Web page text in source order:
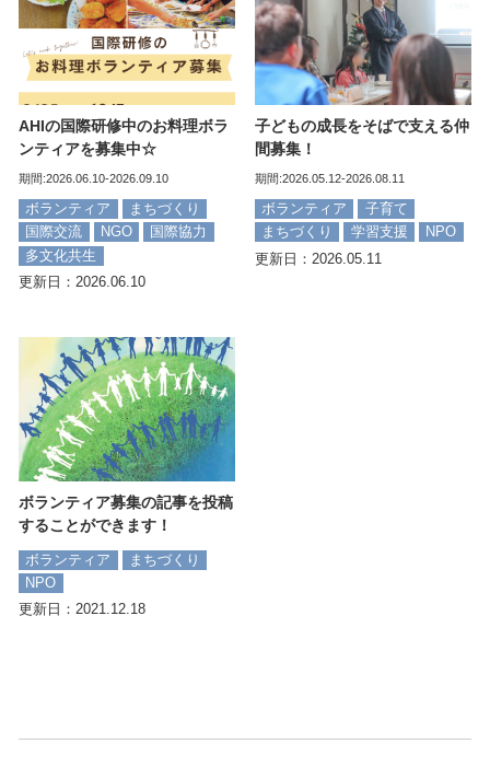
AHIの国際研修中のお料理ボラ
ンティアを募集中☆
期間:2026.06.10-2026.09.10
ボランティア
まちづくり
国際交流
NGO
国際協力
多文化共生
更新日：2026.06.10
子どもの成長をそばで支える仲
間募集！
期間:2026.05.12-2026.08.11
ボランティア
子育て
まちづくり
学習支援
NPO
更新日：2026.05.11
ボランティア募集の記事を投稿
することができます！
ボランティア
まちづくり
NPO
更新日：2021.12.18